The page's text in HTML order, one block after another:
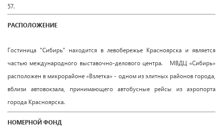
57.
РАСПОЛОЖЕНИЕ
Гостиница "Сибирь" находится в левобережье Красноярска и является
частью международного выставочно-делового центра.
МВДЦ «Сибирь»
расположен в микрорайоне «Взлетка» - одном из элитных районов города,
вблизи автовокзала, принимающего автобусные рейсы из аэропорта
города Красноярска.
НОМЕРНОЙ ФОНД